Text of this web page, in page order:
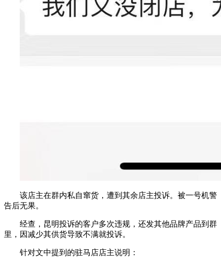
该店主在群内私自窜货，遭到其余店主投诉。被一号机警
告后无果。
经查，昆明投诉的客户多次违规，还发其他品牌产品到群
里，因减少其供货导致不满就投诉。
针对文中提到的驻马店店主说明：